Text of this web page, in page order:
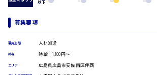
受付事務
IT・クリエイティブ系
DTPオペレーター
広島市安佐南区
以下
募集要項
雇用形態 人材派遣
給与 時給：1,100円～
エリア 広島県広島市安佐南区伴西